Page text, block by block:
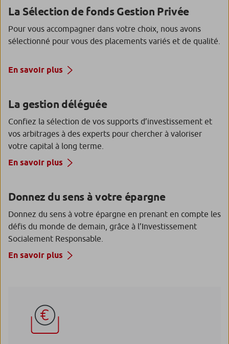
La Sélection de fonds Gestion Privée
Pour vous accompagner dans votre choix, nous avons
sélectionné pour vous des placements variés et de qualité.
En savoir plus
La gestion déléguée
Confiez la sélection de vos supports d’investissement et
vos arbitrages à des experts pour chercher à valoriser
votre capital à long terme.
En savoir plus
Donnez du sens à votre épargne
Donnez du sens à votre épargne en prenant en compte les
défis du monde de demain, grâce à l’Investissement
Socialement Responsable.
En savoir plus